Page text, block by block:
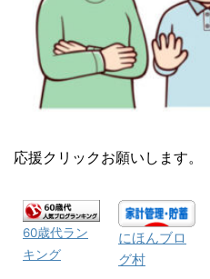
応援クリックお願いします。
60歳代ラン
キング
にほんブロ
グ村